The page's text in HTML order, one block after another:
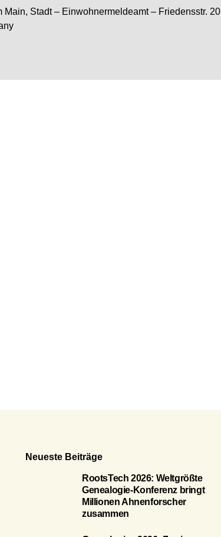
Main, Stadt – Einwohnermeldeamt – Friedensstr. 20
Neueste Beiträge
RootsTech 2026: Weltgrößte
Genealogie-Konferenz bringt
Millionen Ahnenforscher
zusammen